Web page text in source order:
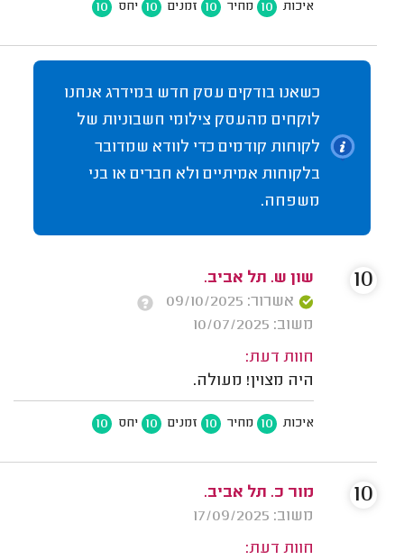
איכות 10 מחיר 10 זמנים 10 יחס 10
כשאנו בודקים עסק חדש במידרג אנחנו
לוקחים מהעסק צילומי חשבוניות של
לקוחות קודמים כדי לוודא שמדובר
בלקוחות אמיתיים ולא חברים או בני
משפחה.
שון ש. תל אביב.
אשרור: 09/10/2025
משוב: 10/07/2025
חוות דעת:
היה מצוין! מעולה.
איכות 10 מחיר 10 זמנים 10 יחס 10
10
מור כ. תל אביב.
משוב: 17/09/2025
חוות דעת:
10